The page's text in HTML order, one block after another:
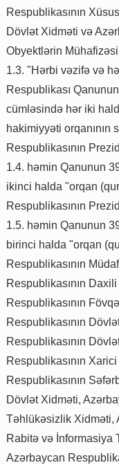
Respublikasının
Dövlət Xidməti və
Obyektlərin
1.3. "Hərbi vəzifə və
Respublikası
cümləsində hər iki
hakimiyyəti
Respublikasının
1.4. həmin Qanunun
ikinci halda "orqan
Respublikasının
1.5. həmin Qanunun
birinci halda "orqan
Respublikasının
Respublikasının
Respublikasının
Respublikasının
Respublikasının
Respublikasının
Respublikasının
Dövlət Xidməti,
Təhlükəsizlik Xidməti,
Rabitə və İnformasiya
Azərbaycan